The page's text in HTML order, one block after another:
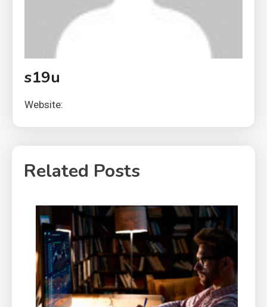
s19u
Website:
Related Posts